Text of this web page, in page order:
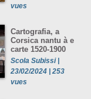
vues
Cartografia, a
Corsica nantu à e
carte 1520-1900
Scola Subissi |
23/02/2024 | 253
vues